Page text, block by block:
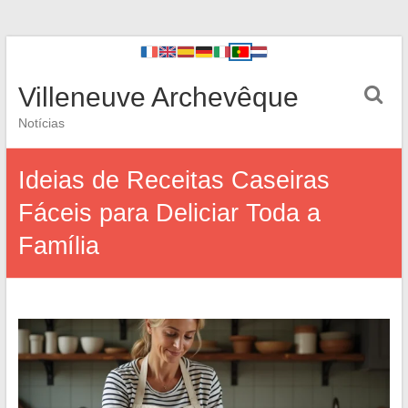
Villeneuve Archevêque
Notícias
Ideias de Receitas Caseiras
Fáceis para Deliciar Toda a
Família